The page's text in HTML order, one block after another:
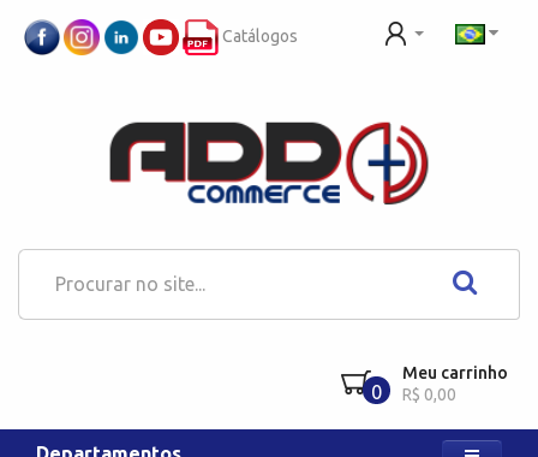
Catálogos
0
Meu carrinho
R$ 0,00